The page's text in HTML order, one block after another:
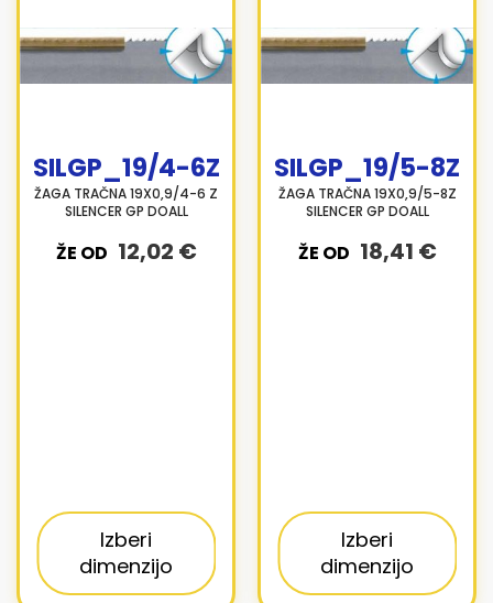
SILGP_19/4-6Z
ŽAGA TRAČNA 19X0,9/4-6 Z
SILENCER GP DOALL
ŽE OD 12,02 €
Izberi
dimenzijo
SILGP_19/5-8Z
ŽAGA TRAČNA 19X0,9/5-8Z
SILENCER GP DOALL
ŽE OD 18,41 €
Izberi
dimenzijo